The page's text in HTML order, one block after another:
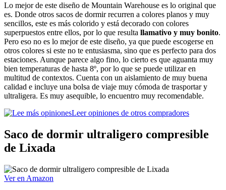
Lo mejor de este diseño de Mountain Warehouse es lo original que
es. Donde otros sacos de dormir recurren a colores planos y muy
sencillos, este es más colorido y está decorado con colores
superpuestos entre ellos, por lo que resulta llamativo y muy bonito.
Pero eso no es lo mejor de este diseño, ya que puede escogerse en
otros colores si este no te entusiasma, sino que es perfecto para dos
estaciones. Aunque parece algo fino, lo cierto es que aguanta muy
bien temperaturas de hasta 8º, por lo que se puede utilizar en
multitud de contextos. Cuenta con un aislamiento de muy buena
calidad e incluye una bolsa de viaje muy cómoda de trasportar y
ultraligera. Es muy asequible, lo encuentro muy recomendable.
Leer opiniones de otros compradores
Saco de dormir ultraligero compresible
de Lixada
Ver en Amazon